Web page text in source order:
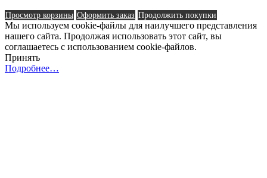
Просмотр корзины Оформить заказ Продолжить покупки
Мы используем cookie-файлы для наилучшего представления
нашего сайта. Продолжая использовать этот сайт, вы
соглашаетесь с использованием cookie-файлов.
Принять
Подробнее…